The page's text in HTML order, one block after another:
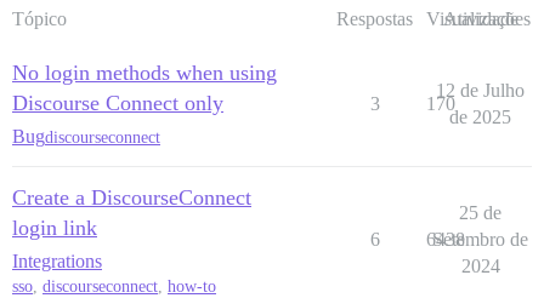
Tópico Respostas Visualizações
Atividade
No login methods when using
Discourse Connect only
Bugdiscourseconnect
3 170
12 de Julho
de 2025
Create a DiscourseConnect
login link
Integrations
sso, discourseconnect, how-to
6 6438
25 de
Setembro de
2024